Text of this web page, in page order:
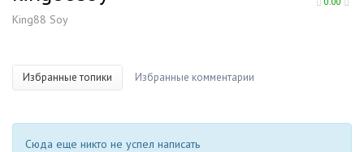
King88 Soy
Избранные топики Избранные комментарии
Сюда еще никто не успел написать